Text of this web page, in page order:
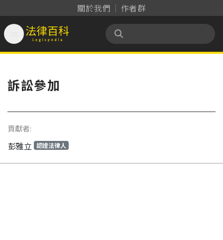
關於我們 作者群
法律百科 Legispedia
訴訟參加
貢獻者:
彭雅立 認證法律人